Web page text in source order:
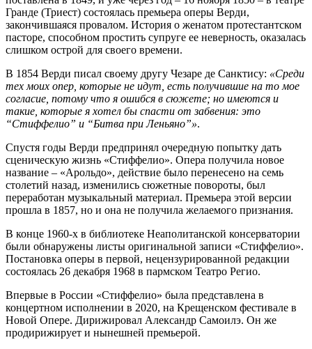
Гранде (Триест) состоялась премьера оперы Верди,
закончившаяся провалом. История о женатом протестантском
пасторе, способном простить супруге ее неверность, оказалась
слишком острой для своего времени.
В 1854 Верди писал своему другу Чезаре де Санктису: «Среди
тех моих опер, которые не идут, есть получившие на то мое
согласие, потому что я ошибся в сюжете; но имеются и
такие, которые я хотел бы спасти от забвения: это
“Стиффелио” и “Битва при Леньяно”».
Спустя годы Верди предпринял очередную попытку дать
сценическую жизнь «Стиффелио». Опера получила новое
название – «Арольдо», действие было перенесено на семь
столетий назад, изменились сюжетные повороты, был
переработан музыкальный материал. Премьера этой версии
прошла в 1857, но и она не получила желаемого признания.
В конце 1960-х в библиотеке Неаполитанской консерватории
были обнаружены листы оригинальной записи «Стиффелио».
Постановка оперы в первой, нецензурированной редакции
состоялась 26 декабря 1968 в пармском Театро Регио.
Впервые в России «Стиффелио» была представлена в
концертном исполнении в 2020, на Крещенском фестивале в
Новой Опере. Дирижировал Александр Самоилэ. Он же
продирижирует и нынешней премьерой.